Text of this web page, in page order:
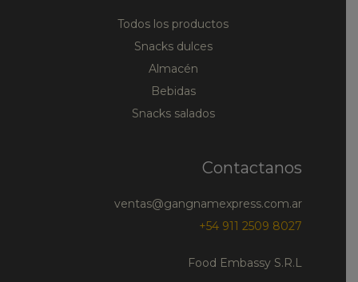
Todos los productos
Snacks dulces
Almacén
Bebidas
Snacks salados
Contactanos
ventas@gangnamexpress.com.ar
+54 911 2509 8027
Food Embassy S.R.L